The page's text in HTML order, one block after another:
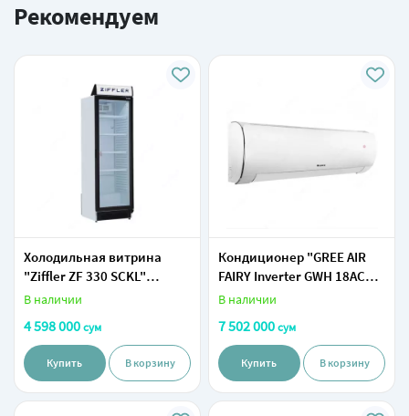
Рекомендуем
Холодильная витрина
"Ziffler ZF 330 SCKL"
(Белый) 358 л
В наличии
4 598 000сум
Купить В корзину
Кондиционер "GREE AIR
FAIRY Inverter GWH 18ACD-
К3DNA5A" (Белый)
В наличии
7 502 000сум
Купить В корзину